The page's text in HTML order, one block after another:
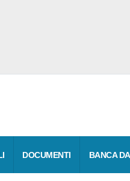
DOCUMENTI BANCA